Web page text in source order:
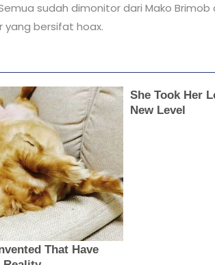
sudah dimonitor dari Mako
bersifat hoax.